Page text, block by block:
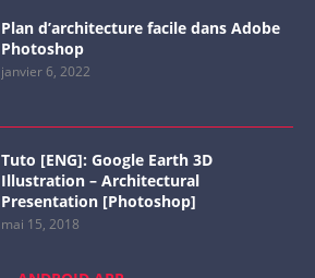
Plan d’architecture facile dans Adobe
Photoshop
janvier 6, 2022
Tuto [ENG]: Google Earth 3D
Illustration – Architectural
Presentation [Photoshop]
mai 15, 2018